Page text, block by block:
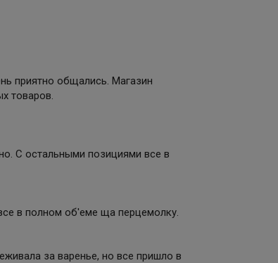
приятно общались. Магазин
товаров.
С остальными позициями все в
в полном об'еме ща перцемолку.
за варенье, но все пришло в